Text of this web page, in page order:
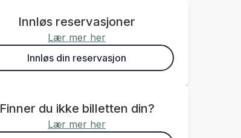
Innløs reservasjoner
Lær mer her
Innløs din reservasjon
Finner du ikke billetten din?
Lær mer her